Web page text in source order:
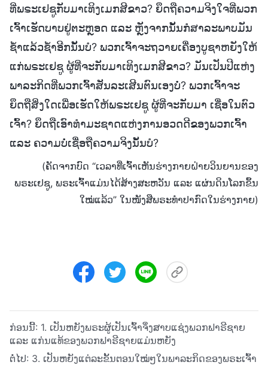
ທີ່ພຣະເຢຊູກັບມາເທິງເມກສີຂາວ? ຍຶດຖືຄວາມຈິງໃຈທີ່ພວກ
ເຈົ້າເຮັດບາບຢູ່ຕະຫຼອດ ແລະ ຫຼັງຈາກນັ້ນກໍສາລະພາບມັນ
ຊໍ້າແລ້ວຊໍ້າອີກນັ້ນບໍ? ພວກເຈົ້າຈະຖວາຍເຄື່ອງບູຊາຫຍັງໃຫ້
ແກ່ພຣະເຢຊູ ຜູ້ທີ່ຈະກັບມາເທິງເມກສີຂາວ? ມັນເປັນປີແຫ່ງ
ພາລະກິດທີ່ພວກເຈົ້າສັນລະເສີນຕົນເອງບໍ່? ພວກເຈົ້າຈະ
ຍຶດຖືສິ່ງໃດເພື່ອເຮັດໃຫ້ພຣະເຢຊູ ຜູ້ທີ່ຈະກັບມາ ເຊື່ອໃນຕົວ
ເຈົ້າ? ຍຶດຖືເອົາທຳມະຊາດແຫ່ງການອວດດີຂອງພວກເຈົ້າ
ແລະ ຄວາມບໍ່ເຊື່ອຖືຄວາມຈິງນັ້ນບໍ?
(ຄັດຈາກບົດ “ເວລາທີ່ເຈົ້າເຫັນຮ່າງກາຍຝ່າຍວິນຍານຂອງ
ພຣະເຢຊູ, ພຣະເຈົ້າແມ່ນໄດ້ສ້າງສະຫວັນ ແລະ ແຜ່ນດິນໂລກຂຶ້ນ
ໃໝ່ແລ້ວ” ໃນໜັງສືພຣະທໍາປາກົດໃນຮ່າງກາຍ)
ກ່ອນນີ້: 1. ເປັນຫຍັງພຣະຜູ້ເປັນເຈົ້າຈຶ່ງສາບແຊ່ງພວກຟາຣີຊາຍ
ແລະ ແກ່ນແທ້ຂອງພວກຟາຣີຊາຍແມ່ນຫຍັງ
ຕໍ່ໄປ: 3. ເປັນຫຍັງແຕ່ລະຂັ້ນຕອນໃໝ່ໆໃນພາລະກິດຂອງພຣະເຈົ້າ